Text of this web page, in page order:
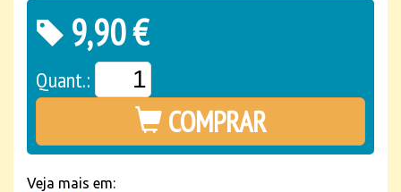
9,90 €
Quant.:
COMPRAR
Veja mais em: